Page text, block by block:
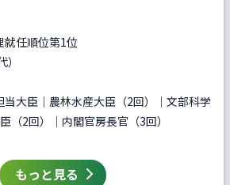
就任順位第1位
大臣｜農林水産大臣（2回）｜文部科学
（2回）｜内閣官房長官（3回）
もっと見る